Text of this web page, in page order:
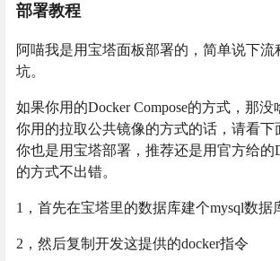
部署教程
阿喵我是用宝塔面板部署的，简单说下流
坑。
如果你用的Docker Compose的方式，那
你用的拉取公共镜像的方式的话，请看下
你也是用宝塔部署，推荐还是用官方给的
的方式不出错。
1，首先在宝塔里的数据库建个mysql数据
2，然后复制开发这提供的docker指令